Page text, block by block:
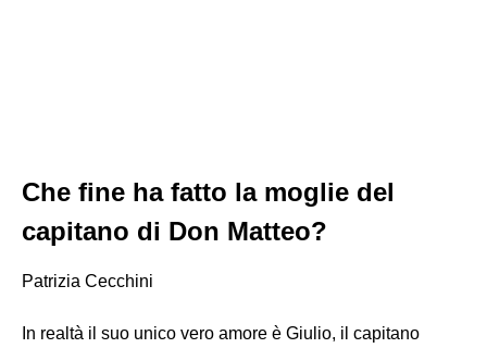
Che fine ha fatto la moglie del
capitano di Don Matteo?
Patrizia Cecchini
In realtà il suo unico vero amore è Giulio, il capitano